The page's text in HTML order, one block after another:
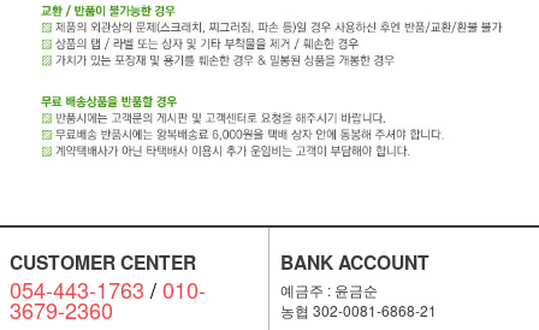
CUSTOMER CENTER
054-443-1763 /010-
3679-2360
BANK ACCOUNT
예금주 : 윤금순
농협 302-0081-6868-21